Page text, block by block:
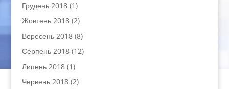
Грудень 2018(1)
Жовтень 2018(2)
Вересень 2018(8)
Серпень 2018(12)
Липень 2018(1)
Червень 2018(2)